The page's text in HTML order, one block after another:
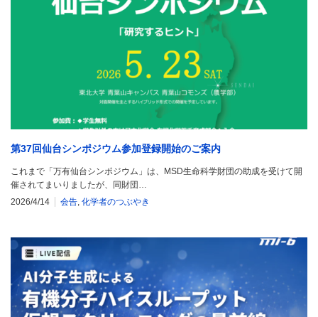
第37回仙台シンポジウム参加登録開始のご案内
これまで「万有仙台シンポジウム」は、MSD生命科学財団の助成を受けて開
催されてまいりましたが、同財団…
2026/4/14
会告 化学者のつぶやき